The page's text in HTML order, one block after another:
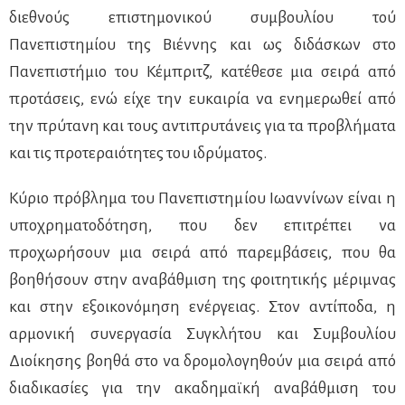
διεθνούς επιστημονικού συμβουλίου τού
Πανεπιστημίου της Βιέννης και ως διδάσκων στο
Πανεπιστήμιο του Κέμπριτζ, κατέθεσε μια σειρά από
προτάσεις, ενώ είχε την ευκαιρία να ενημερωθεί από
την πρύτανη και τους αντιπρυτάνεις για τα προβλήματα
και τις προτεραιότητες του ιδρύματος.
Κύριο πρόβλημα του Πανεπιστημίου Ιωαννίνων είναι η
υποχρηματοδότηση, που δεν επιτρέπει να
προχωρήσουν μια σειρά από παρεμβάσεις, που θα
βοηθήσουν στην αναβάθμιση της φοιτητικής μέριμνας
και στην εξοικονόμηση ενέργειας. Στον αντίποδα, η
αρμονική συνεργασία Συγκλήτου και Συμβουλίου
Διοίκησης βοηθά στο να δρομολογηθούν μια σειρά από
διαδικασίες για την ακαδημαϊκή αναβάθμιση του